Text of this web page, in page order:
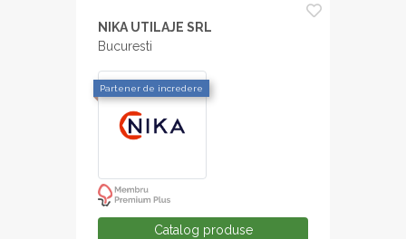
NIKA UTILAJE SRL
Bucuresti
Partener de incredere
Catalog produse